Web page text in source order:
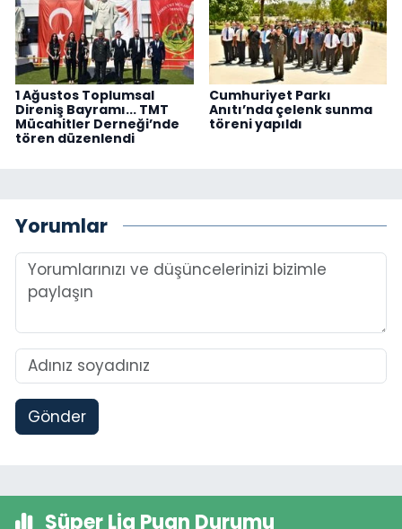
1 Ağustos Toplumsal
Direniş Bayramı... TMT
Mücahitler Derneği’nde
tören düzenlendi
Cumhuriyet Parkı
Anıtı’nda çelenk sunma
töreni yapıldı
Yorumlar
Gönder
Süper Lig Puan Durumu